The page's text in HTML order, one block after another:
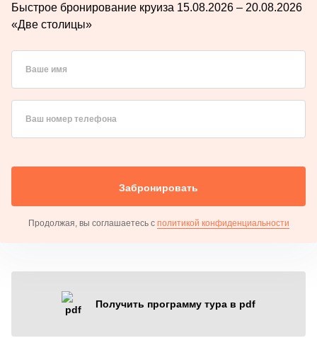
Быстрое бронирование круиза 15.08.2026 – 20.08.2026
«Две столицы»
Ваше имя
Ваш номер телефона
Забронировать
Продолжая, вы соглашаетесь с политикой конфиденциальности
Получить программу тура в pdf